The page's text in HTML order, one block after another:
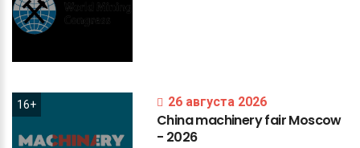
16+ 26 августа 2026
ChinamachineryfairMoscow
- 2026